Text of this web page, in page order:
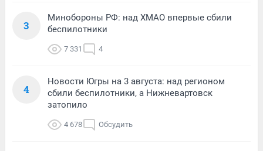
3
Минобороны РФ: над ХМАО впервые сбили
беспилотники
7 331 4
4
Новости Югры на 3 августа: над регионом
сбили беспилотники, а Нижневартовск
затопило
4 678 Обсудить